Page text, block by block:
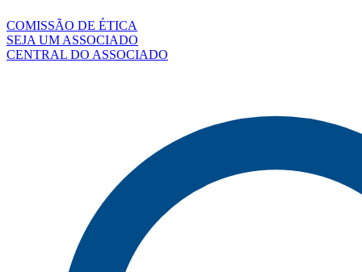
COMISSÃO DE ÉTICA
SEJA UM ASSOCIADO
CENTRAL DO ASSOCIADO